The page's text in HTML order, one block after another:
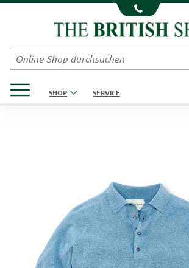
Kompletten Head der Seite überspringen
SHOP SERVICE